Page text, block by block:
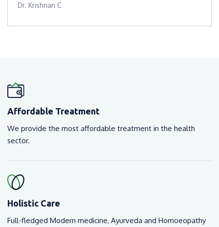
Dr. Krishnan C
Affordable Treatment
We provide the most affordable treatment in the health
sector.
Holistic Care
Full-fledged Modern medicine, Ayurveda and Homoeopathy